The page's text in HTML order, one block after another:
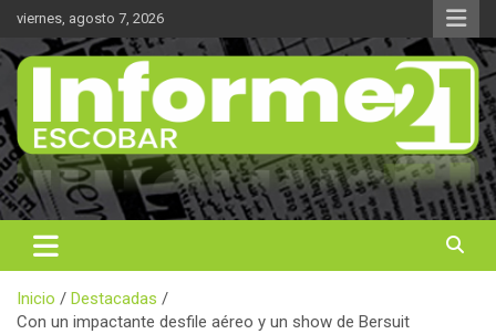
Saltar
contenido
viernes, agosto 7, 2026
Informe 21
Noticas reales
Inicio
Destacadas
Con un impactante desfile aéreo y un show de Bersuit